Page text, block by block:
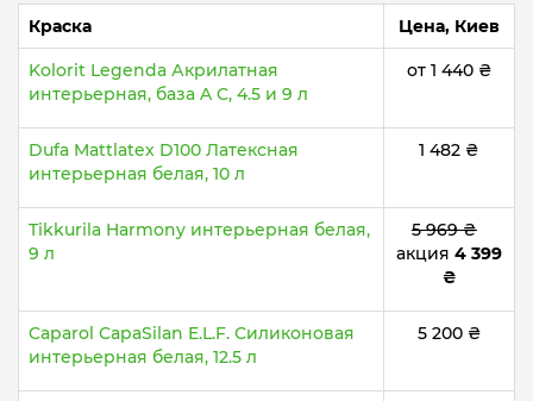
Краска Цена, Киев
Kolorit Legenda Акрилатная
интерьерная, база A C, 4.5 и 9 л
от 1 440 ₴
Dufa Mattlatex D100 Латексная
интерьерная белая, 10 л
1 482 ₴
Tikkurila Harmony интерьерная белая,
9 л
5 969 ₴
акция 4 399
₴
Caparol CapaSilan E.L.F. Силиконовая
интерьерная белая, 12.5 л
5 200 ₴